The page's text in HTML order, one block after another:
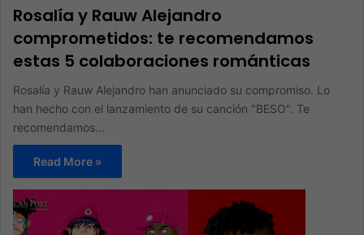
Rosalía y Rauw Alejandro
comprometidos: te recomendamos
estas 5 colaboraciones románticas
Rosalía y Rauw Alejandro han anunciado su compromiso. Lo
han hecho con el lanzamiento de su canción "BESO". Te
recomendamos…
Read More »